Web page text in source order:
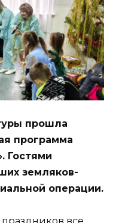
прошла
программа
Гостями
земляков-
операции.